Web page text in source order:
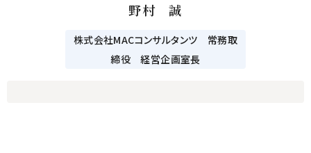
野村 誠
株式会社MACコンサルタンツ 常務取
締役 経営企画室長